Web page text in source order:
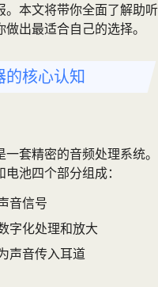
。本文将带你全面了解助听
出最适合自己的选择。
的核心认知
套精密的音频处理系统。
池四个部分组成：
音信号
字化处理和放大
声音传入耳道